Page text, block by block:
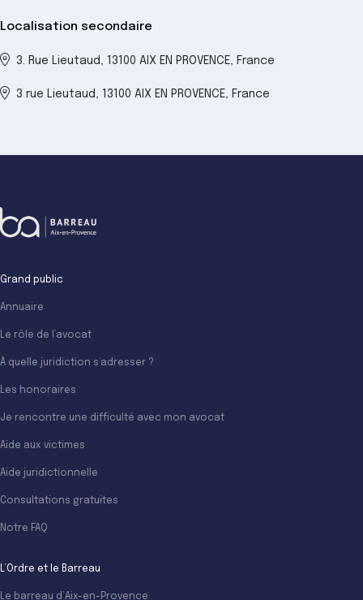
Localisation secondaire
3. Rue Lieutaud, 13100 AIX EN PROVENCE, France
3 rue Lieutaud, 13100 AIX EN PROVENCE, France
Grand public
Annuaire
Le rôle de l’avocat
À quelle juridiction s’adresser ?
Les honoraires
Je rencontre une difficulté avec mon avocat
Aide aux victimes
Aide juridictionnelle
Consultations gratuites
Notre FAQ
L’Ordre et le Barreau
Le barreau d’Aix-en-Provence